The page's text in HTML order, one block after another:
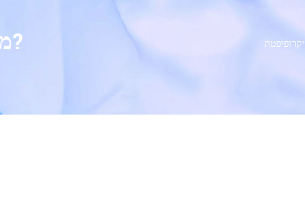
מדוע משתמשים בקצוות מיקרופיפטה?